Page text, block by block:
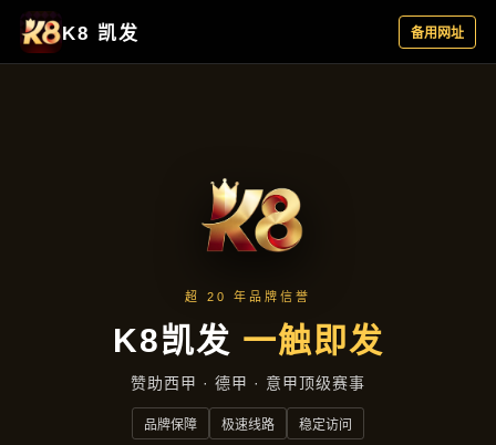
新闻视窗
首页 新闻视窗